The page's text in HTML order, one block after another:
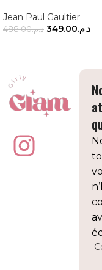
Jean Paul Gaultier
د.م.488.00 د.م.349.00